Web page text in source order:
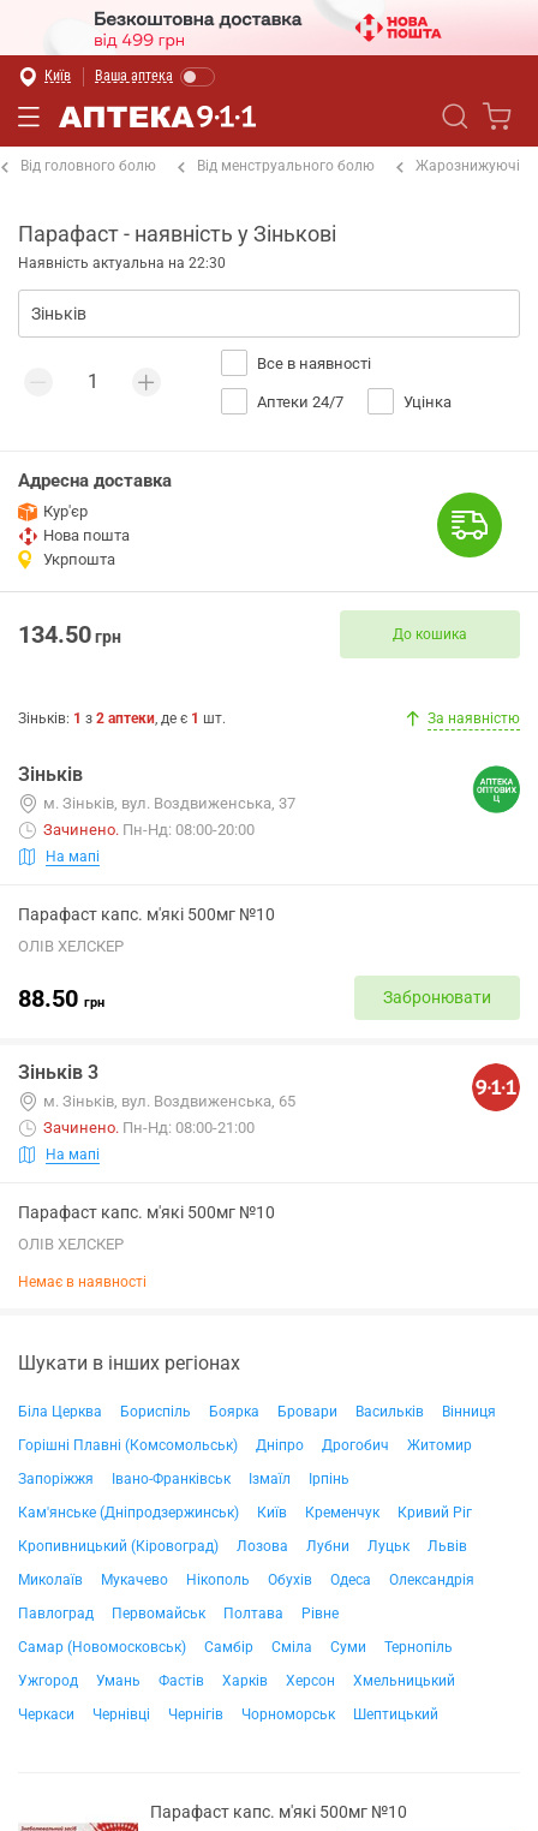
Київ Ваша аптека
Від головного болю Від менструального болю Жарознижуючі
Парафаст - наявність у Зінькові
Наявність актуальна на 22:30
Все в наявності
Аптеки 24/7 Уцінка
Адресна доставка
Кур'єр
Нова пошта
Укрпошта
134.50грн До кошика
Зіньків: 1 з 2 аптеки, де є 1 шт. За наявністю
Зіньків
м. Зіньків, вул. Воздвиженська, 37
Зачинено. Пн-Нд: 08:00-20:00
На мапі
Парафаст капс. м'які 500мг №10
ОЛІВ ХЕЛСКЕР
88.50 грн Забронювати
Зіньків 3
м. Зіньків, вул. Воздвиженська, 65
Зачинено. Пн-Нд: 08:00-21:00
На мапі
Парафаст капс. м'які 500мг №10
ОЛІВ ХЕЛСКЕР
Немає в наявності
Шукати в інших регіонах
Біла Церква Бориспіль Боярка Бровари Васильків
Вінниця
Горішні Плавні (Комсомольськ)
Дніпро Дрогобич
Житомир
Запоріжжя
Івано-Франківськ Ізмаїл
Ірпінь
Кам'янське (Дніпродзержинськ)
Київ Кременчук
Кривий Ріг
Кропивницький (Кіровоград)
Лозова Лубни Луцьк
Львів
Миколаїв
Мукачево Нікополь Обухів Одеса
Олександрія
Павлоград
Первомайськ Полтава
Рівне
Самар (Новомосковськ)
Самбір Сміла Суми
Тернопіль
Ужгород
Умань Фастів Харків Херсон
Хмельницький
Черкаси
Чернівці Чернігів Чорноморськ Шептицький
Парафаст капс. м'які 500мг №10